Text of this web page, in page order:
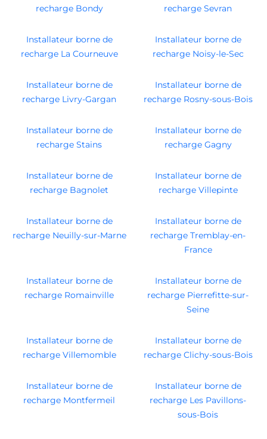
recharge Bondy
recharge Sevran
Installateur borne de
recharge La Courneuve
Installateur borne de
recharge Noisy-le-Sec
Installateur borne de
recharge Livry-Gargan
Installateur borne de
recharge Rosny-sous-Bois
Installateur borne de
recharge Stains
Installateur borne de
recharge Gagny
Installateur borne de
recharge Bagnolet
Installateur borne de
recharge Villepinte
Installateur borne de
recharge Neuilly-sur-Marne
Installateur borne de
recharge Tremblay-en-
France
Installateur borne de
recharge Romainville
Installateur borne de
recharge Pierrefitte-sur-
Seine
Installateur borne de
recharge Villemomble
Installateur borne de
recharge Clichy-sous-Bois
Installateur borne de
recharge Montfermeil
Installateur borne de
recharge Les Pavillons-
sous-Bois